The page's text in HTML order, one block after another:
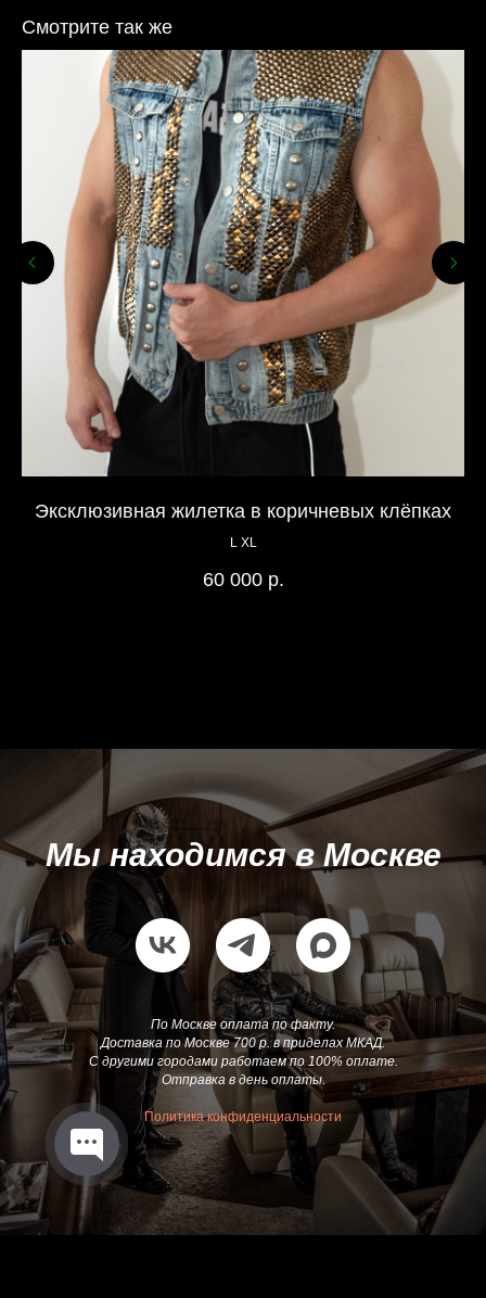
Смотрите так же
Эксклюзивная жилетка в коричневых клёпках
L XL
60 000 р.
Мы находимся в Москве
По Москве оплата по факту.
Доставка по Москве 700 р. в приделах МКАД.
С другими городами работаем по 100% оплате.
Отправка в день оплаты.
Политика конфиденциальности